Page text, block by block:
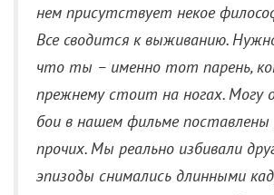
нем присутствует некое
Все сводится к выживанию.
что ты – именно тот парень,
прежнему стоит на ногах. Могу
бои в нашем фильме поставлены
прочих. Мы реально избивали
эпизоды снимались длинными